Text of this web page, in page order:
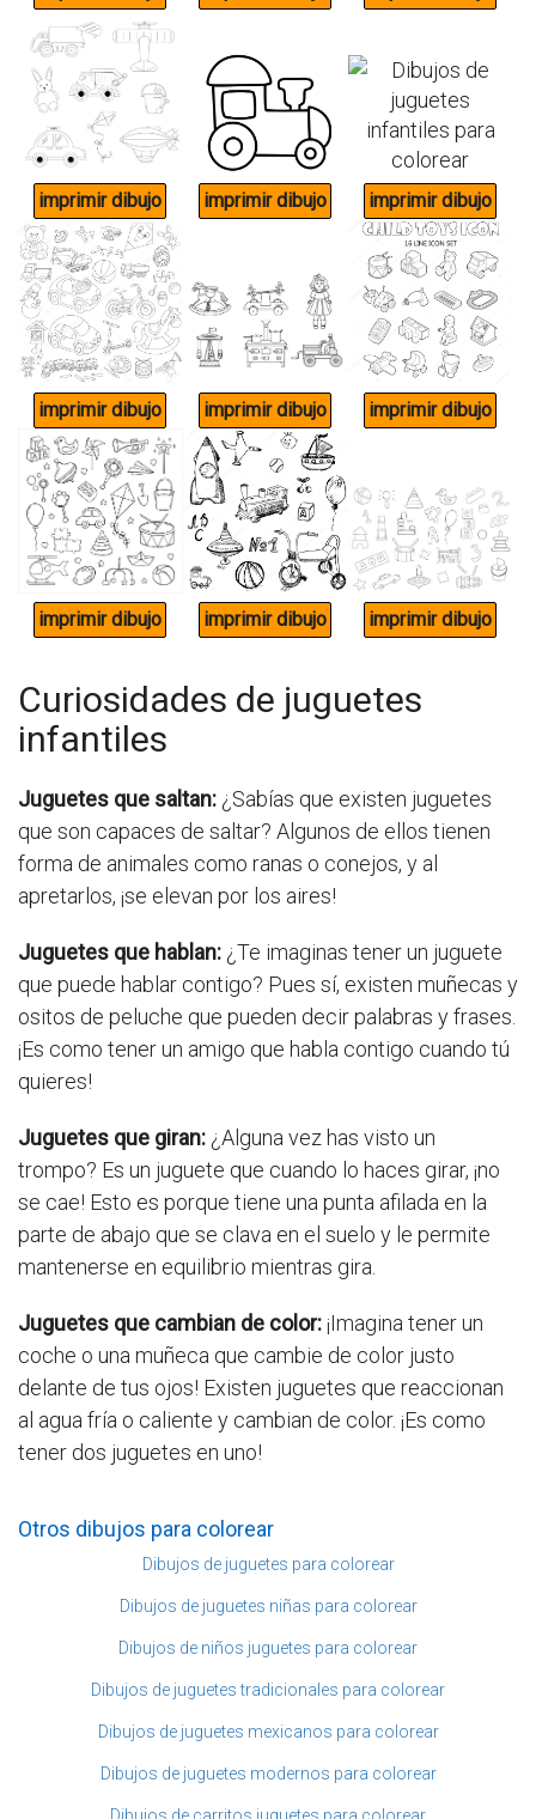
Curiosidades de juguetes
infantiles
Juguetes que saltan: ¿Sabías que existen juguetes
que son capaces de saltar? Algunos de ellos tienen
forma de animales como ranas o conejos, y al
apretarlos, ¡se elevan por los aires!
Juguetes que hablan: ¿Te imaginas tener un juguete
que puede hablar contigo? Pues sí, existen muñecas y
ositos de peluche que pueden decir palabras y frases.
¡Es como tener un amigo que habla contigo cuando tú
quieres!
Juguetes que giran: ¿Alguna vez has visto un
trompo? Es un juguete que cuando lo haces girar, ¡no
se cae! Esto es porque tiene una punta afilada en la
parte de abajo que se clava en el suelo y le permite
mantenerse en equilibrio mientras gira.
Juguetes que cambian de color:¡Imagina tener un
coche o una muñeca que cambie de color justo
delante de tus ojos! Existen juguetes que reaccionan
al agua fría o caliente y cambian de color. ¡Es como
tener dos juguetes en uno!
Otros dibujos para colorear
Dibujos de juguetes para colorear
Dibujos de juguetes niñas para colorear
Dibujos de niños juguetes para colorear
Dibujos de juguetes tradicionales para colorear
Dibujos de juguetes mexicanos para colorear
Dibujos de juguetes modernos para colorear